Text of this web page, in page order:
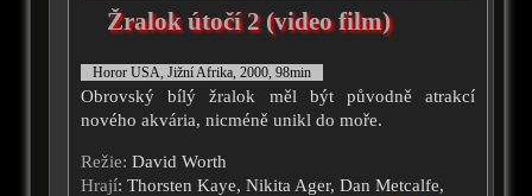
Žralok útočí 2 (video film)
Horor USA, Jižní Afrika, 2000, 98min
Obrovský bílý žralok měl být původně atrakcí
nového akvária, nicméně unikl do moře.
Režie: David Worth
Hrají: Thorsten Kaye, Nikita Ager, Dan Metcalfe,